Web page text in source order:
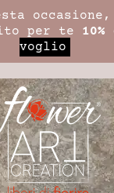
per te
voglio